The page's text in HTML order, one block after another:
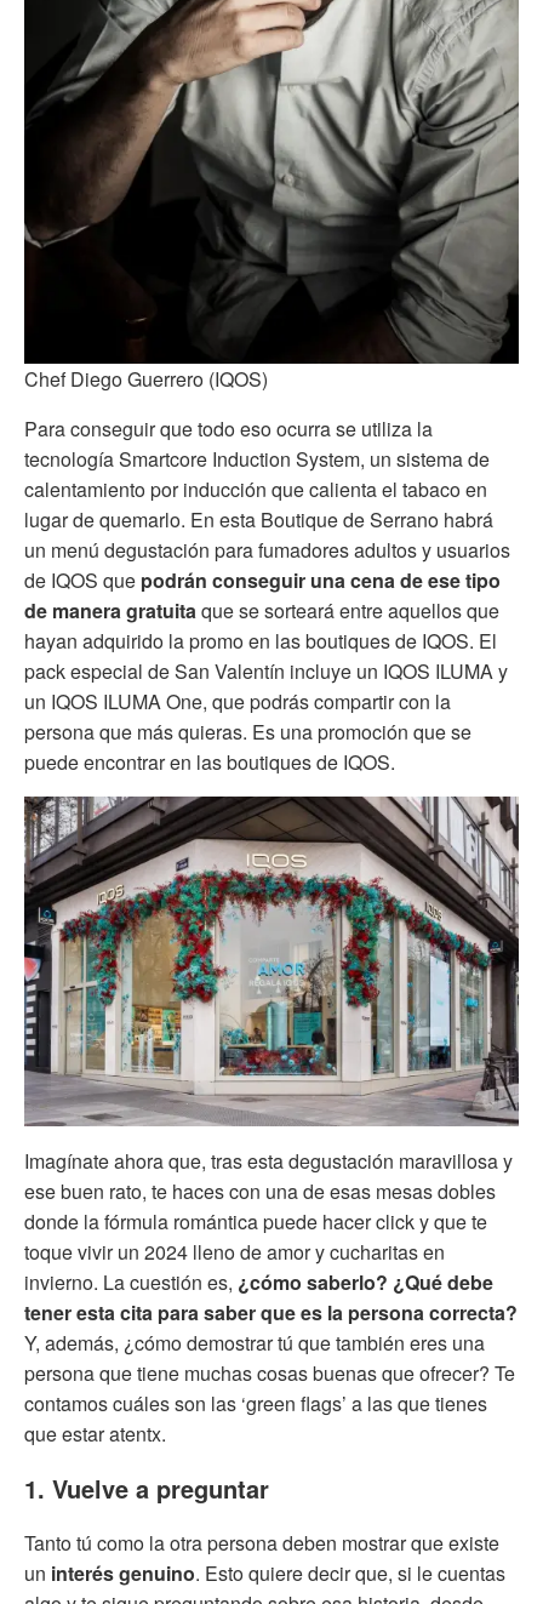
Chef Diego Guerrero (IQOS)
Para conseguir que todo eso ocurra se utiliza la
tecnología Smartcore Induction System, un sistema de
calentamiento por inducción que calienta el tabacoen
lugar de quemarlo. En esta Boutique de Serrano habrá
un menú degustación para fumadores adultos y usuarios
de IQOS que podrán conseguir una cena de ese tipo
de manera gratuitaque se sorteará entre aquellos que
hayan adquirido la promo en las boutiques de IQOS. El
pack especial de San Valentín incluye un IQOS ILUMA y
un IQOS ILUMA One, que podrás compartir con la
persona que más quieras. Es una promoción que se
puede encontrar en las boutiques de IQOS.
Imagínate ahora que, tras esta degustación maravillosa y
ese buen rato, te haces con una de esas mesas dobles
donde la fórmula romántica puede hacer click y que te
toque vivir un 2024 lleno de amor y cucharitas en
invierno. La cuestión es, ¿cómo saberlo? ¿Qué debe
tener esta cita para saber que es la persona correcta?
Y, además, ¿cómo demostrar tú que también eres una
persona que tiene muchas cosas buenas que ofrecer? Te
contamos cuáles son las ‘green flags’ a las que tienes
que estar atentx.
1. Vuelve a preguntar
Tanto tú como la otra persona deben mostrar que existe
un interés genuino. Esto quiere decir que, si le cuentas